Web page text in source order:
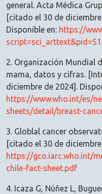
general. Acta Médica
[citado el 30 de
Disponible en: https://
2. Organización Mundial
mama, datos y cifras.
diciembre de 2024].
https://www.who.int/es/
sheets/detail/breast-
3. Globlal cancer
[citado el 30 de
https://gco.iarc.who.int/
chile-fact-sheet.pdf
4. Icaza G, Núñez L,